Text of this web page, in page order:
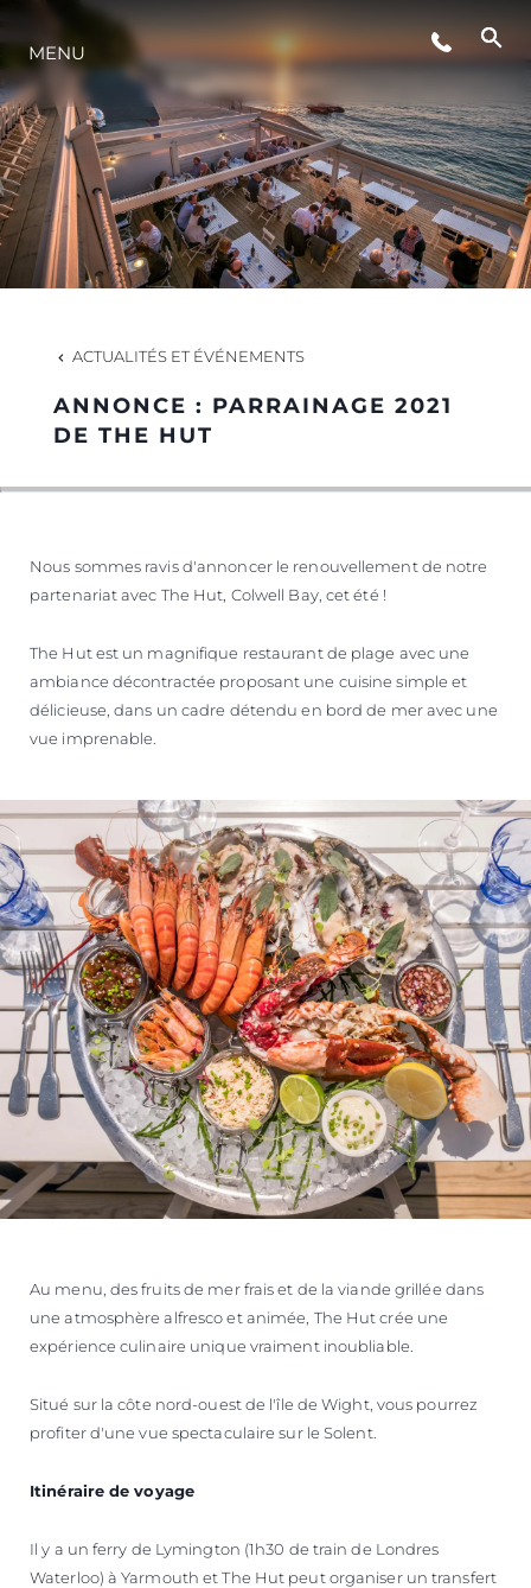
NOUVELLES
ÉVÉNEMENTS
LA SOCIÉTÉ
NOTRE ÉQUIPE
PORTUGAL LIFESTYLE VERSION 1
MENU
ACTUALITÉS ET ÉVÉNEMENTS
ANNONCE : PARRAINAGE 2021
DE THE HUT
Nous sommes ravis d'annoncer le renouvellement de notre
partenariat avec The Hut, Colwell Bay, cet été !
The Hut est un magnifique restaurant de plage avec une
ambiance décontractée proposant une cuisine simple et
délicieuse, dans un cadre détendu en bord de mer avec une
vue imprenable.
Au menu, des fruits de mer frais et de la viande grillée dans
une atmosphère alfresco et animée, The Hut crée une
expérience culinaire unique vraiment inoubliable.
Situé sur la côte nord-ouest de l'île de Wight, vous pourrez
profiter d'une vue spectaculaire sur le Solent.
Itinéraire de voyage
Il y a un ferry de Lymington (1h30 de train de Londres
Waterloo) à Yarmouth et The Hut peut organiser un transfert